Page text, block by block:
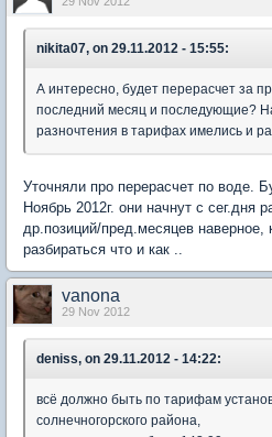
nikita07, on 29.11.2012 - 15:55:
А интересно, будет перерасчет за
последний месяц и последующие?
разночтения в тарифах имелись и
Уточняли про перерасчет по воде.
Ноябрь 2012г. они начнут с сег.дня
др.позиций/пред.месяцев
разбираться что и как ..
vanona
29 Nov 2012
deniss, on 29.11.2012 - 14:22:
всё должно быть по тарифам
солнечногорского района,